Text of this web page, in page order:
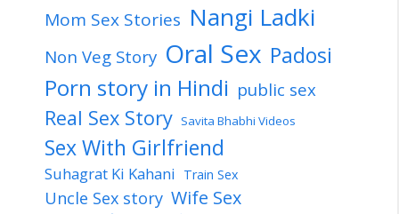
Mom Sex Stories Nangi Ladki
Non Veg Story Oral Sex Padosi
Porn story in Hindi public sex
Real Sex Story Savita Bhabhi Videos
Sex With Girlfriend
Suhagrat Ki Kahani Train Sex
Uncle Sex story Wife Sex